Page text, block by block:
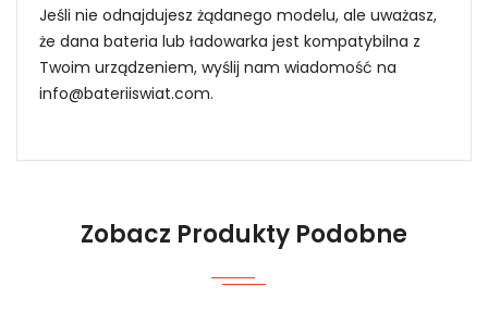
Jeśli nie odnajdujesz żądanego modelu, ale uważasz,
że dana bateria lub ładowarka jest kompatybilna z
Twoim urządzeniem, wyślij nam wiadomość na
info@bateriiswiat.com.
1.Model urządzenia
Zobacz Produkty Podobne